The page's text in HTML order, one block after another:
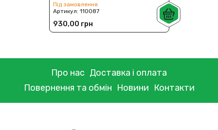
Під замовлення
Артикул:110087
930,00 грн
Про нас Доставка і оплата
Повернення та обмін Новини Контакти